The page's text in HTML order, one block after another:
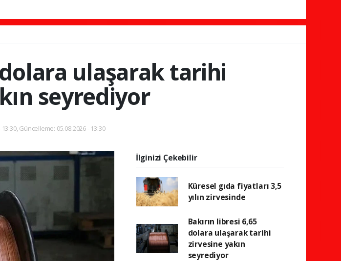
dolara ulaşarak tarihi
seyrediyor
13:30, Güncelleme: 05.08.2026 - 13:30
İlginizi Çekebilir
Küresel gıda fiyatları 3,5
yılın zirvesinde
Bakırın libresi 6,65
dolara ulaşarak tarihi
zirvesine yakın
seyrediyor